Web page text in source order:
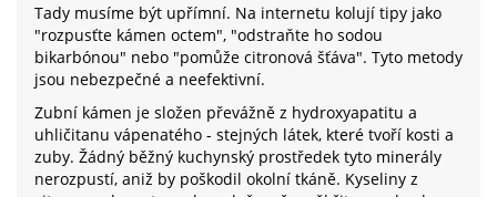
Tady musíme být upřímní. Na internetu kolují tipy jako
"rozpusťte kámen octem", "odstraňte ho sodou
bikarbónou" nebo "pomůže citronová šťáva". Tyto metody
jsou nebezpečné a neefektivní.
Zubní kámen je složen převážně z hydroxyapatitu a
uhličitanu vápenatého - stejných látek, které tvoří kosti a
zuby. Žádný běžný kuchynský prostředek tyto minerály
nerozpustí, aniž by poškodil okolní tkáně. Kyseliny z